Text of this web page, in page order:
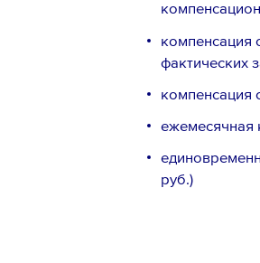
компенсация
фактических
компенсация
ежемесячная
руб.)